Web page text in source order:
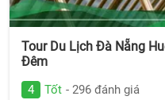
Tour Du Lịch Đà Nẵng
Đêm
4 Tốt - 296 đánh giá